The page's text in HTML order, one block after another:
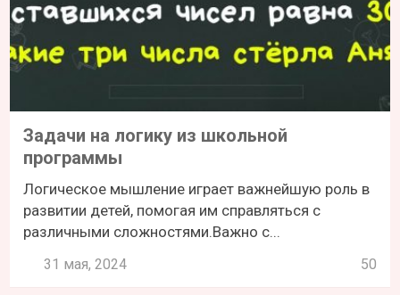
Задачи на логику из школьной
программы
Логическое мышление играет важнейшую роль в
развитии детей, помогая им справляться с
различными сложностями.Важно с...
31 мая, 2024 50